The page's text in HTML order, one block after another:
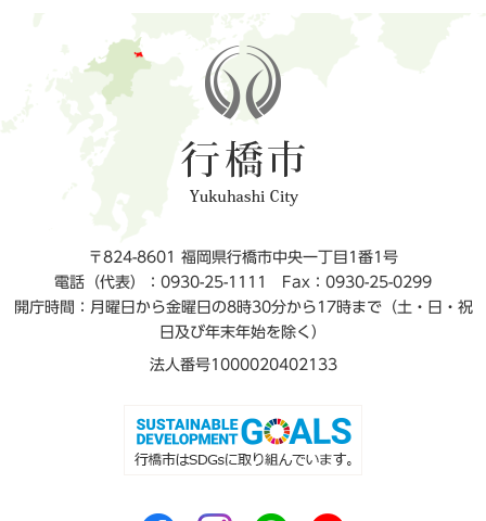
〒824-8601 福岡県行橋市中央一丁目1番1号
電話（代表）：0930-25-1111
Fax：0930-25-0299
開庁時間：月曜日から金曜日の8時30分から17時まで（土・日・祝
日及び年末年始を除く）
法人番号1000020402133